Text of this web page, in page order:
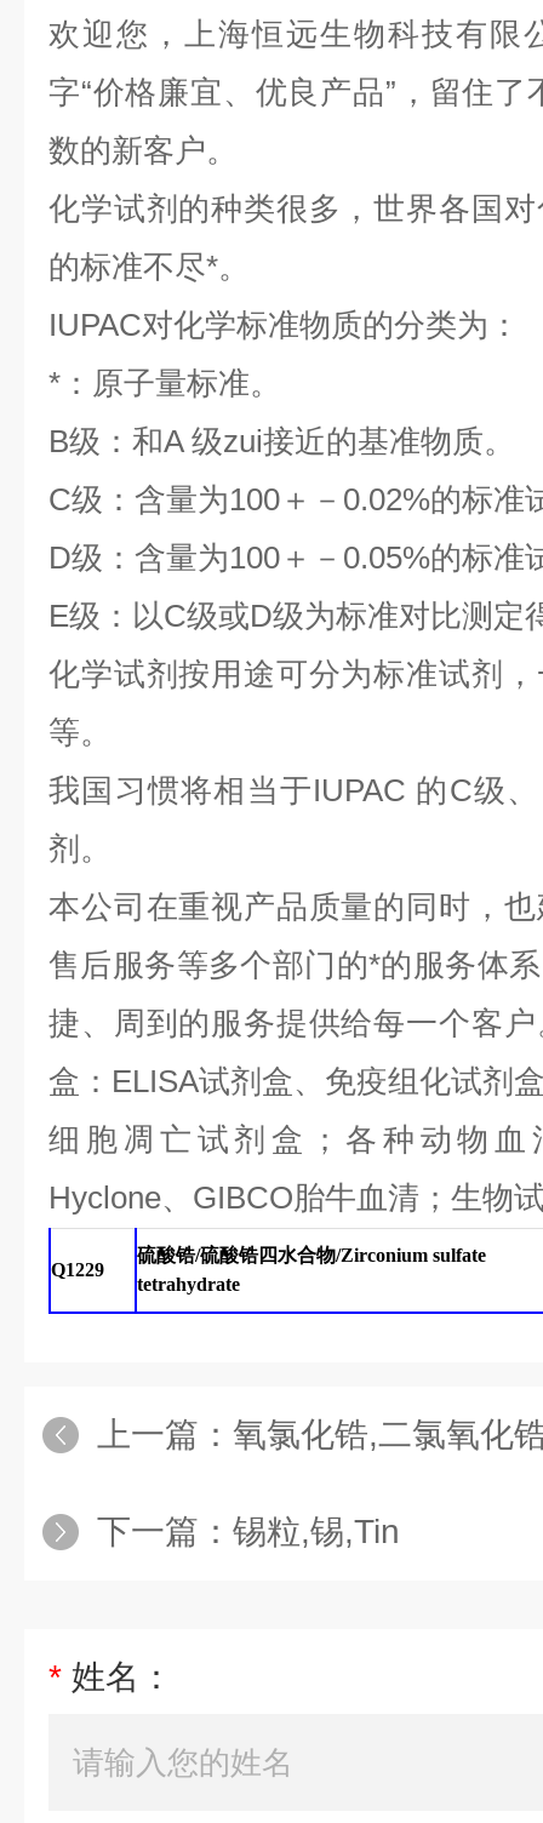
欢迎您，上海恒远生物科技有限
字“价格廉宜、优良产品”，留住
数的新客户。
化学试剂的种类很多，世界各国
的标准不尽*。
IUPAC对化学标准物质的分类为：
*：原子量标准。
B级：和A 级zui接近的基准物质。
C级：含量为100＋－0.02%的标准
D级：含量为100＋－0.05%的标准
E级：以C级或D级为标准对比测定
化学试剂按用途可分为标准试剂
等。
我国习惯将相当于IUPAC 的C级
剂。
本公司在重视产品质量的同时，
售后服务等多个部门的*的服务体
捷、周到的服务提供给每一个客
盒：ELISA试剂盒、免疫组化试剂
细胞凋亡试剂盒；各种动物血
Hyclone、GIBCO胎牛血清；生物
Q1229
硫酸锆/硫酸锆四水合物/Zirconium sulfate
tetrahydrate
上一篇： 氧氯化锆,二氯氧化
下一篇： 锡粒,锡,Tin
* 姓名：